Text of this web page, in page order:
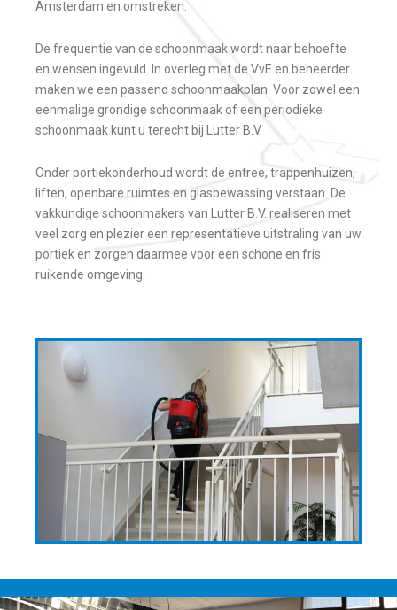
Amsterdam en omstreken.
De frequentie van de schoonmaak wordt naar behoefte
en wensen ingevuld. In overleg met de VvE en beheerder
maken we een passend schoonmaakplan. Voor zowel een
eenmalige grondige schoonmaak of een periodieke
schoonmaak kunt u terecht bij Lutter B.V.
Onder portiekonderhoud wordt de entree, trappenhuizen,
liften, openbare ruimtes en glasbewassing verstaan. De
vakkundige schoonmakers van Lutter B.V. realiseren met
veel zorg en plezier een representatieve uitstraling van uw
portiek en zorgen daarmee voor een schone en fris
ruikende omgeving.